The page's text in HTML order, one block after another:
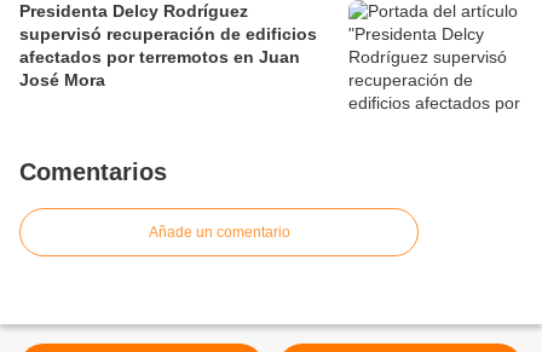
Presidenta Delcy Rodríguez
supervisó recuperación de edificios
afectados por terremotos en Juan
José Mora
Comentarios
Añade un comentario